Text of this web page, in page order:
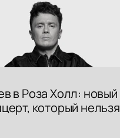
в Роза Холл: новый
который нельзя